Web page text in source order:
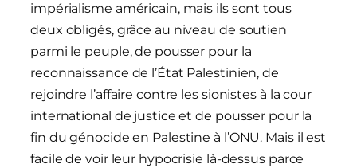
impérialisme américain, mais ils sont tous
deux obligés, grâce au niveau de soutien
parmi le peuple, de pousser pour la
reconnaissance de l’État Palestinien, de
rejoindre l’affaire contre les sionistes à la cour
international de justice et de pousser pour la
fin du génocide en Palestine à l’ONU. Mais il est
facile de voir leur hypocrisie là-dessus parce